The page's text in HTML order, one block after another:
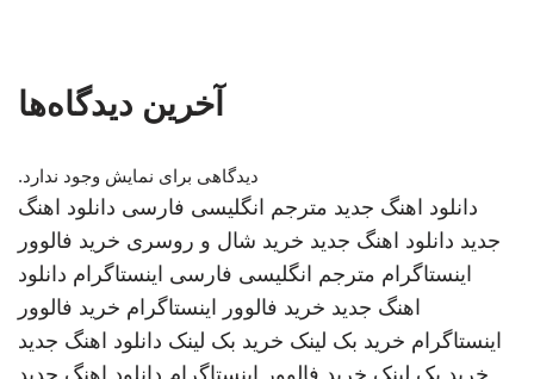
آخرین دیدگاه‌ها
دیدگاهی برای نمایش وجود ندارد.
دانلود اهنگ جدید مترجم انگلیسی فارسی دانلود اهنگ
جدید دانلود اهنگ جدید خرید شال و روسری خرید فالوور
اینستاگرام مترجم انگلیسی فارسی اینستاگرام دانلود
اهنگ جدید خرید فالوور اینستاگرام خرید فالوور
اینستاگرام خرید بک لینک خرید بک لینک دانلود اهنگ جدید
خرید بک لینک خرید فالوور اینستاگرام دانلود اهنگ جدید